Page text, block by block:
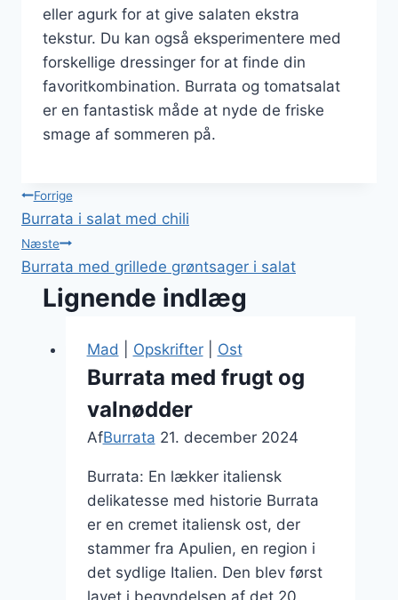
eller agurk for at give salaten ekstra
tekstur. Du kan også eksperimentere med
forskellige dressinger for at finde din
favoritkombination. Burrata og tomatsalat
er en fantastisk måde at nyde de friske
smage af sommeren på.
Indlægsnavigation
Forrige
Burrata i salat med chili
Næste
Burrata med grillede grøntsager i salat
Lignende indlæg
Mad Opskrifter| Ost
Burrata med frugt og
valnødder
AfBurrata 21. december 2024
Burrata: En lækker italiensk
delikatesse med historie Burrata
er en cremet italiensk ost, der
stammer fra Apulien, en region i
det sydlige Italien. Den blev først
lavet i begyndelsen af det 20.